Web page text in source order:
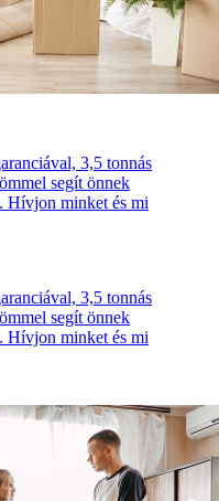
3,5 tonnás
segít önnek
Hívjon minket és mi
3,5 tonnás
segít önnek
Hívjon minket és mi